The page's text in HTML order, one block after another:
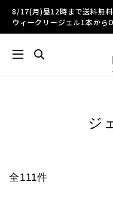
8/17(月)昼12時まで送料無料
ウィークリージェル1本か
ジ
全111件